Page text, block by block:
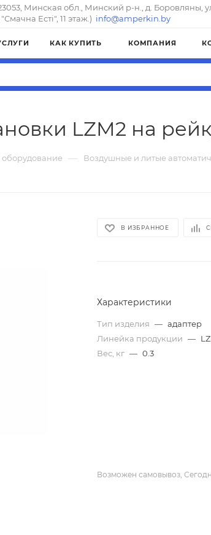
Минская обл., Минский р-н., д. Боровляны,
Естi", 11 этаж.) info@amperkin.by
КАК КУПИТЬ КОМПАНИЯ
LZM2 на
— Воздушные и литые
В ИЗБРАННОЕ
Характеристики
Тип изделия — адаптер
Линейка продукции —
Вес, кг — 0.3
Возможен самовывоз,